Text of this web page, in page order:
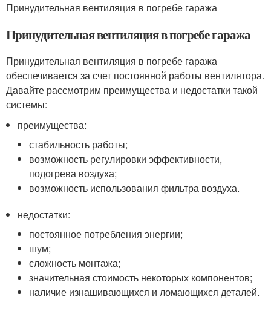
Принудительная вентиляция в погребе гаража
Принудительная вентиляция в погребе гаража
Принудительная вентиляция в погребе гаража
обеспечивается за счет постоянной работы вентилятора.
Давайте рассмотрим преимущества и недостатки такой
системы:
преимущества:
стабильность работы;
возможность регулировки эффективности,
подогрева воздуха;
возможность использования фильтра воздуха.
недостатки:
постоянное потребления энергии;
шум;
сложность монтажа;
значительная стоимость некоторых компонентов;
наличие изнашивающихся и ломающихся деталей.